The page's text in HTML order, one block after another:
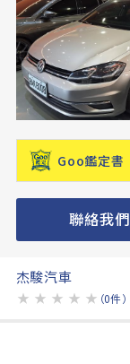
Goo鑑定書
聯絡我們
杰駿汽車
★ ★ ★ ★ ★ （0件）